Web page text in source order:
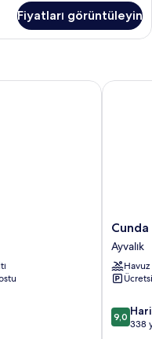
Fiyatları görüntüleyin
Cunda
Piano
Otel
Ayvalık
Ayvalık
Havuz
10
9,0
338
Cunda